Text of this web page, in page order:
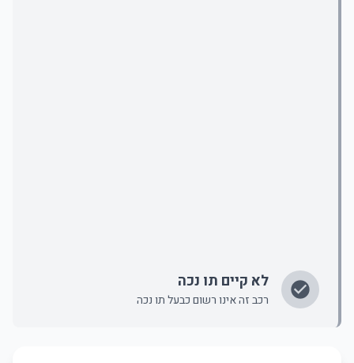
לא קיים תו נכה
רכב זה אינו רשום כבעל תו נכה